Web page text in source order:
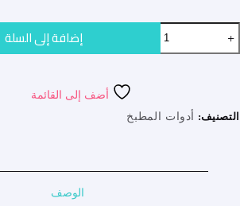
كمية
Home
electronic
إضافة إلى السلة
أضف إلى القائمة
التصنيف: أدوات المطبخ
الوصف